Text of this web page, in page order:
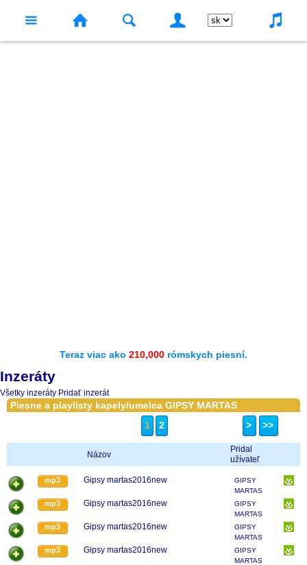
Teraz viac ako 210,000 rómskych piesní.
Inzeráty
Všetky inzeráty Pridať inzerát
Piesne a playlisty kapely/umelca GIPSY MARTAS
1
2 > >>
Názov
Pridal
užívateľ
mp3 Gipsy martas2016new
GIPSY
MARTAS
mp3 Gipsy martas2016new
GIPSY
MARTAS
mp3 Gipsy martas2016new
GIPSY
MARTAS
mp3 Gipsy martas2016new
GIPSY
MARTAS